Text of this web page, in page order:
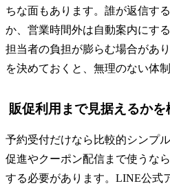
ちな面もあります。誰が返信す
か、営業時間外は自動案内にす
担当者の負担が膨らむ場合があ
を決めておくと、無理のない体
販促利用まで見据えるかを
予約受付だけなら比較的シンプ
促進やクーポン配信まで使うな
する必要があります。LINE公式